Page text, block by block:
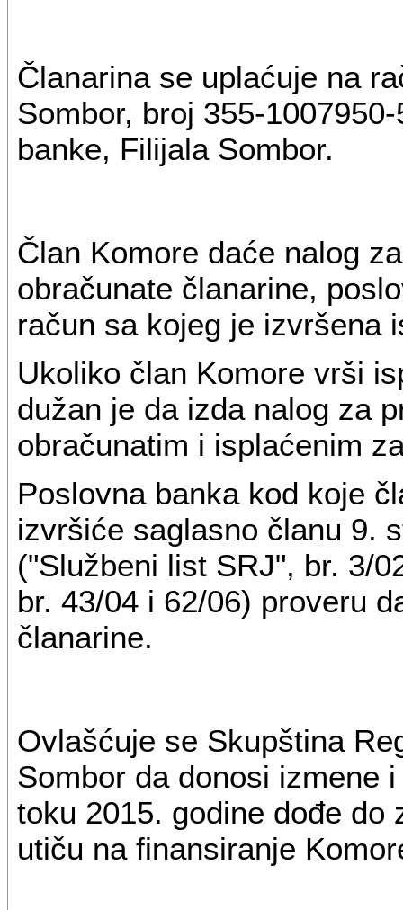
Članarina se uplaćuje na
Sombor, broj 355-
banke, Filijala Sombor.
Član Komore daće nalog
obračunate članarine,
račun sa kojeg je izvršena
Ukoliko član Komore vrši
dužan je da izda nalog za
obračunatim i isplaćenim
Poslovna banka kod koje
izvršiće saglasno članu 9.
("Službeni list SRJ", br. 3/
br. 43/04 i 62/06) proveru
članarine.
Ovlašćuje se Skupština
Sombor da donosi izmene
toku 2015. godine dođe do
utiču na finansiranje